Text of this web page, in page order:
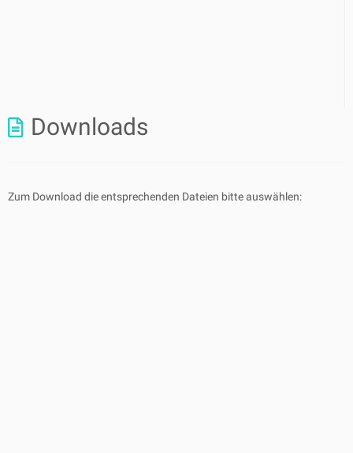
Downloads
Zum Download die entsprechenden Dateien bitte auswählen: